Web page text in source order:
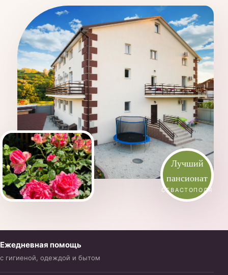
Лучший
пансионат
СЕВАСТОПОЛЯ
Ежедневная помощь
с гигиеной, одеждой и бытом